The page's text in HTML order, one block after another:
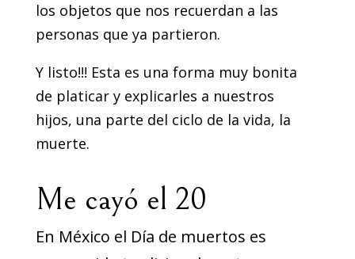
los objetos que nos recuerdan a las
personas que ya partieron.
Y listo!!! Esta es una forma muy bonita
de platicar y explicarles a nuestros
hijos, una parte del ciclo de la vida, la
muerte.
Me cayó el 20
En México el Día de muertos es